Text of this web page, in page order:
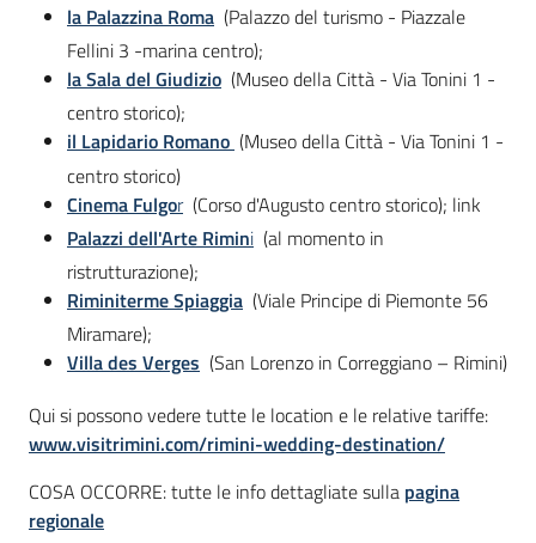
la Palazzina Roma (Palazzo del turismo - Piazzale
Fellini 3 -marina centro);
la Sala del Giudizio (Museo della Città - Via Tonini 1 -
centro storico);
il Lapidario Romano (Museo della Città - Via Tonini 1 -
centro storico)
Cinema Fulgor (Corso d'Augusto centro storico); link
Palazzi dell'Arte Rimini (al momento in
ristrutturazione);
Riminiterme Spiaggia (Viale Principe di Piemonte 56
Miramare);
Villa des Verges (San Lorenzo in Correggiano – Rimini)
Qui si possono vedere tutte le location e le relative tariffe:
www.visitrimini.com/rimini-wedding-destination/
COSA OCCORRE: tutte le info dettagliate sulla pagina
regionale